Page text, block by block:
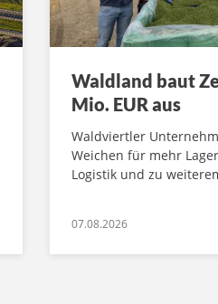
Waldland baut
Mio. EUR aus
Waldviertler
Weichen für mehr
Logistik und zu
07.08.2026